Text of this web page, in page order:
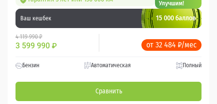
Улучшим!
Ваш кешбек 15 000 баллов
4 119 990 ₽
3 599 990 ₽ от 32 484 ₽/мес
Бензин Автоматическая Полный
Сравнить